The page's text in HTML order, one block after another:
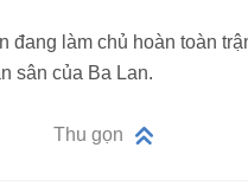
đang làm chủ hoàn toàn
sân của Ba Lan.
Thu gọn